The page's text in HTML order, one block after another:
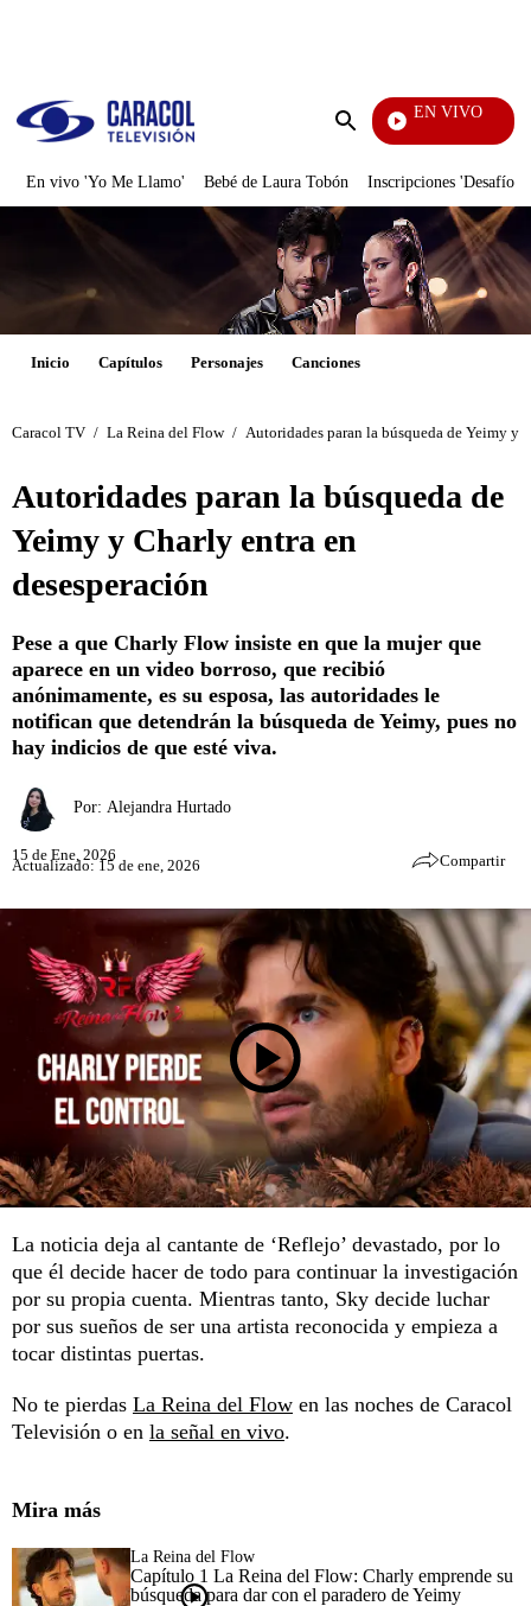
Enviar
EN VIVO
En vivo 'Yo Me Llamo' Bebé de Laura Tobón Inscripciones 'Desafío'
Inicio Capítulos Personajes Canciones
Caracol TV / La Reina del Flow / Autoridades paran la búsqueda de Yeimy y
Autoridades paran la búsqueda de
Yeimy y Charly entra en
desesperación
Pese a que Charly Flow insiste en que la mujer que
aparece en un video borroso, que recibió
anónimamente, es su esposa, las autoridades le
notifican que detendrán la búsqueda de Yeimy, pues no
hay indicios de que esté viva.
Por: Alejandra Hurtado
15 de Ene, 2026
Actualizado: 15 de ene, 2026 Compartir
La noticia deja al cantante de ‘Reflejo’ devastado, por lo
que él decide hacer de todo para continuar la investigación
por su propia cuenta. Mientras tanto, Sky decide luchar
por sus sueños de ser una artista reconocida y empieza a
tocar distintas puertas.
No te pierdas La Reina del Flow en las noches de Caracol
Televisión o en la señal en vivo.
Mira más
La Reina del Flow
Capítulo 1 La Reina del Flow: Charly emprende su
búsqueda para dar con el paradero de Yeimy